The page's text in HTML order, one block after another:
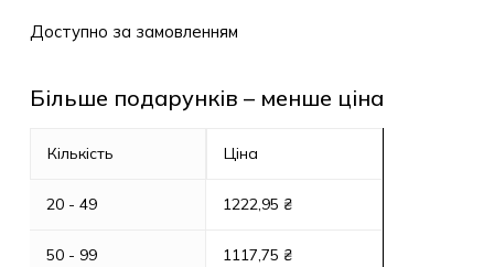
Доступно за замовленням
Більше подарунків – менше ціна
Кількість
20 - 49
50 - 99
Ціна
1222,95 ₴
1117,75 ₴